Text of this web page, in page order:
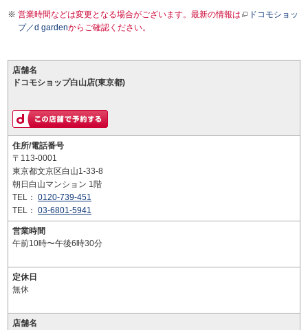
営業時間などは変更となる場合がございます。最新の情報は
ドコモショッ
プ／d gardenからご確認ください。
店舗名
ドコモショップ白山店(東京都)
住所/電話番号
〒113-0001
東京都文京区白山1-33-8
朝日白山マンション 1階
TEL： 0120-739-451
TEL： 03-6801-5941
営業時間
午前10時〜午後6時30分
定休日
無休
店舗名